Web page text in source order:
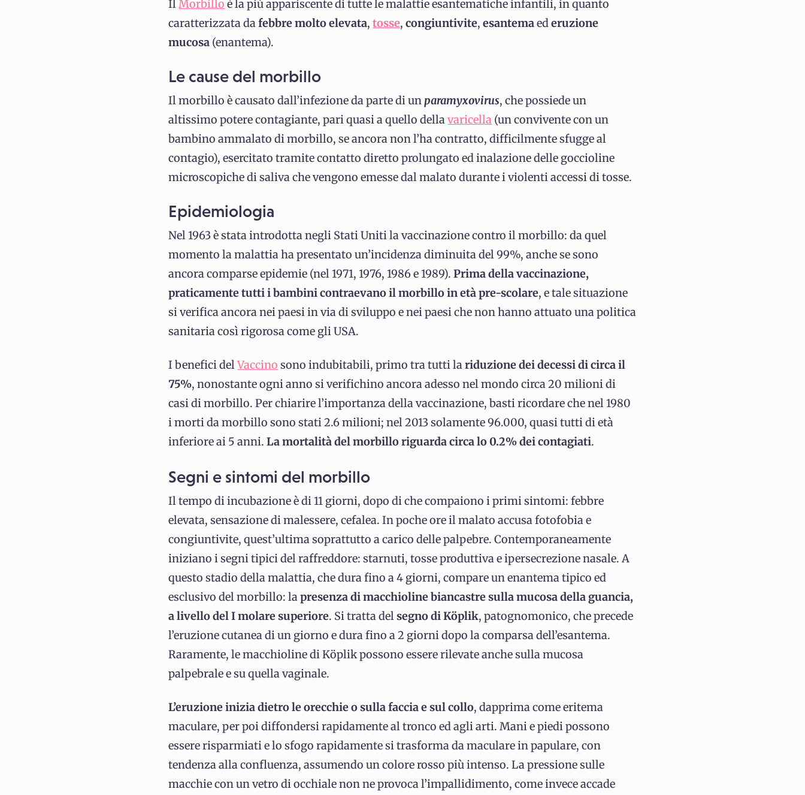
IlMorbillo è la più appariscente di tutte le malattie esantematiche infantili, in quanto
caratterizzata dafebbre molto elevata,tosse,congiuntivite,esantemaederuzione
mucosa (enantema).
Le cause del morbillo
Il morbillo è causato dall’infezione da parte di unparamyxovirus, che possiede un
altissimo potere contagiante, pari quasi a quello dellavaricella (un convivente con un
bambino ammalato di morbillo, se ancora non l’ha contratto, difficilmente sfugge al
contagio), esercitato tramite contatto diretto prolungato ed inalazione delle goccioline
microscopiche di saliva che vengono emesse dal malato durante i violenti accessi di tosse.
Epidemiologia
Nel 1963 è stata introdotta negli Stati Uniti la vaccinazione contro il morbillo: da quel
momento la malattia ha presentato un’incidenza diminuita del 99%, anche se sono
ancora comparse epidemie (nel 1971, 1976, 1986 e 1989).Prima della vaccinazione,
praticamente tutti i bambini contraevano il morbillo in età pre-scolare, e tale situazione
si verifica ancora nei paesi in via di sviluppo e nei paesi che non hanno attuato una politica
sanitaria così rigorosa come gli USA.
I benefici delVaccino sono indubitabili, primo tra tutti lariduzione dei decessi di circa il
75%, nonostante ogni anno si verifichino ancora adesso nel mondo circa 20 milioni di
casi di morbillo. Per chiarire l’importanza della vaccinazione, basti ricordare che nel 1980
i morti da morbillo sono stati 2.6 milioni; nel 2013 solamente 96.000, quasi tutti di età
inferiore ai 5 anni.La mortalità del morbillo riguarda circa lo 0.2% dei contagiati.
Segni e sintomi del morbillo
Il tempo di incubazione è di 11 giorni, dopo di che compaiono i primi sintomi: febbre
elevata, sensazione di malessere, cefalea. In poche ore il malato accusa fotofobia e
congiuntivite, quest’ultima soprattutto a carico delle palpebre. Contemporaneamente
iniziano i segni tipici del raffreddore: starnuti, tosse produttiva e ipersecrezione nasale. A
questo stadio della malattia, che dura fino a 4 giorni, compare un enantema tipico ed
esclusivo del morbillo: lapresenza di macchioline biancastre sulla mucosa della guancia,
a livello del I molare superiore. Si tratta delsegno di Köplik, patognomonico, che precede
l’eruzione cutanea di un giorno e dura fino a 2 giorni dopo la comparsa dell’esantema.
Raramente, le macchioline di Köplik possono essere rilevate anche sulla mucosa
palpebrale e su quella vaginale.
L’eruzione inizia dietro le orecchie o sulla faccia e sul collo, dapprima come eritema
maculare, per poi diffondersi rapidamente al tronco ed agli arti. Mani e piedi possono
essere risparmiati e lo sfogo rapidamente si trasforma da maculare in papulare, con
tendenza alla confluenza, assumendo un colore rosso più intenso. La pressione sulle
macchie con un vetro di occhiale non ne provoca l’impallidimento, come invece accade